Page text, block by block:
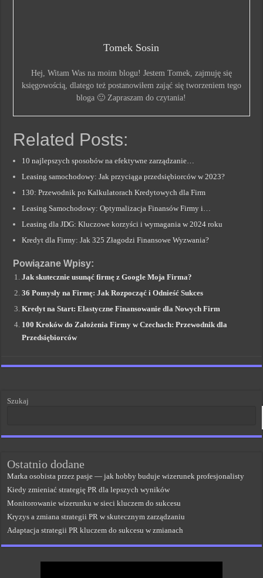
Tomek Sosin
Hej, Witam Was na moim blogu! Jestem Tomek, zajmuję się
księgowością, dlatego też postanowiłem zająć się tworzeniem tego
bloga 🙂 Zapraszam do czytania!
Related Posts:
10 najlepszych sposobów na efektywne zarządzanie…
Leasing samochodowy: Jak przyciąga przedsiębiorców w 2023?
130: Przewodnik po Kalkulatorach Kredytowych dla Firm
Leasing Samochodowy: Optymalizacja Finansów Firmy i…
Leasing dla JDG: Kluczowe korzyści i wymagania w 2024 roku
Kredyt dla Firmy: Jak 325 Złagodzi Finansowe Wyzwania?
Powiązane Wpisy:
Jak skutecznie usunąć firmę z Google Moja Firma?
36 Pomysły na Firmę: Jak Rozpocząć i Odnieść Sukces
Kredyt na Start: Elastyczne Finansowanie dla Nowych Firm
100 Kroków do Założenia Firmy w Czechach: Przewodnik dla
Przedsiębiorców
Szukaj
Ostatnio dodane
Marka osobista przez pasje — jak hobby buduje wizerunek profesjonalisty
Kiedy zmieniać strategię PR dla lepszych wyników
Monitorowanie wizerunku w sieci kluczem do sukcesu
Kryzys a zmiana strategii PR w skutecznym zarządzaniu
Adaptacja strategii PR kluczem do sukcesu w zmianach